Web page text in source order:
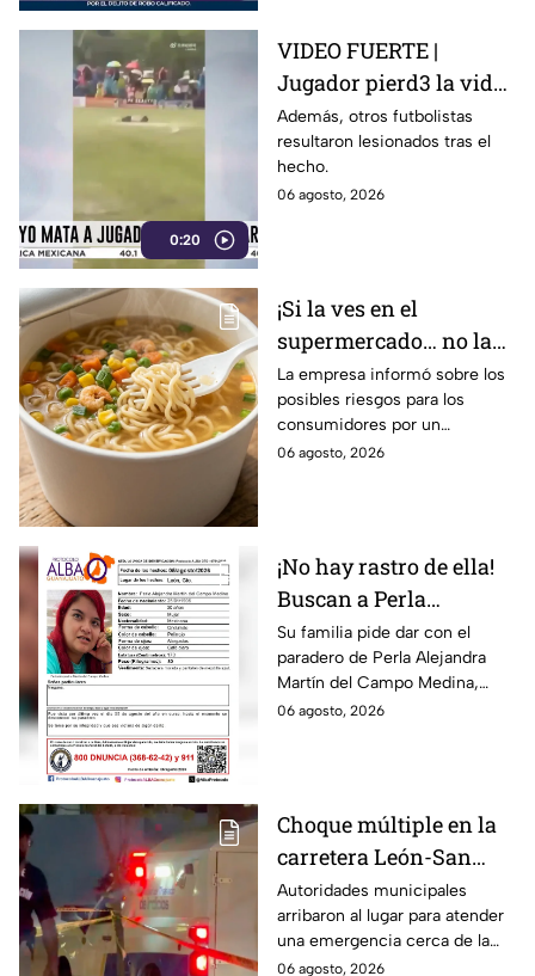
0:20
VIDEO FUERTE |
Jugador pierd3 la vid4
tras ser alcanzado por
un rayo en pleno
partido
Además, otros futbolistas
resultaron lesionados tras el
hecho.
06 agosto, 2026
¡Si la ves en el
supermercado… no la
compres! Retiran
reconocida sopa
instantánea por riesgo
en uno de sus
La empresa informó sobre los
posibles riesgos para los
consumidores por un
ingrediente extra en el
06 agosto, 2026
¡No hay rastro de ella!
Buscan a Perla
Alejandra Martín del
Campo Medina,
desaparecida en
Guanajuato
Su familia pide dar con el
paradero de Perla Alejandra
Martín del Campo Medina,
quien fue vista por última vez
06 agosto, 2026
Choque múltiple en la
carretera León-San
Francisco del Rincón;
deja una persona sin
vid4
Autoridades municipales
arribaron al lugar para atender
una emergencia cerca de la
comunidad de La Mora.
06 agosto, 2026